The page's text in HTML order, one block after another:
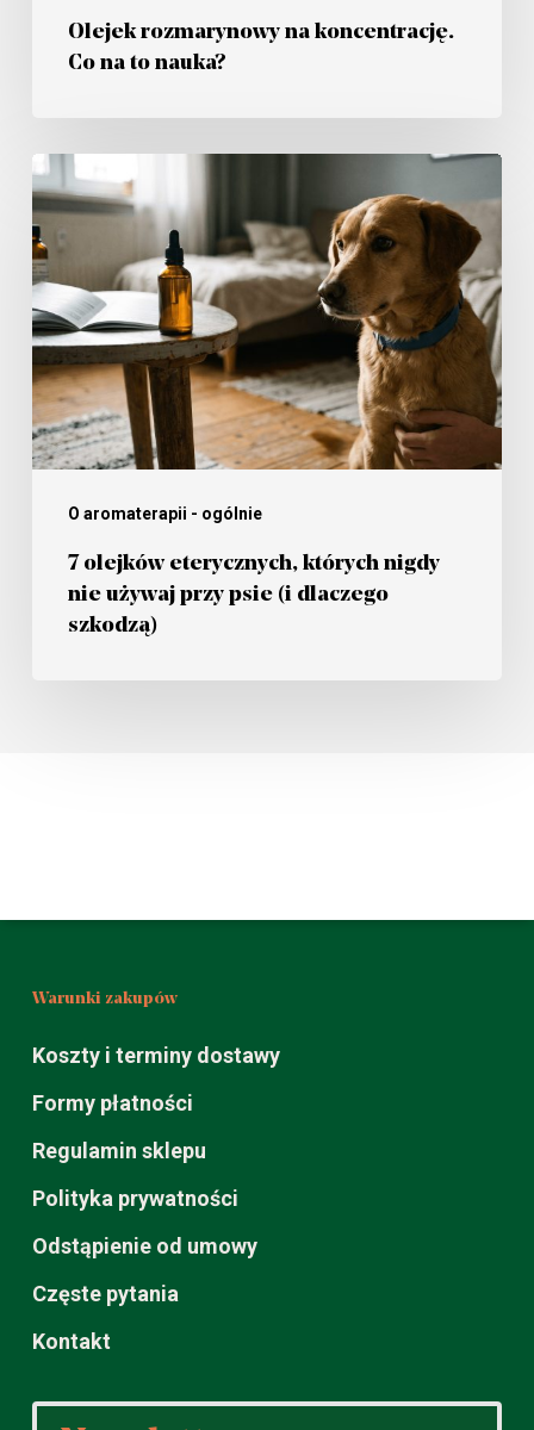
Olejek rozmarynowy na koncentrację.
Co na to nauka?
O aromaterapii - ogólnie
7
olejków
eterycznych,
których
nigdy
nie
używaj
przy
psie
dlaczego
szkodzą)
7 olejków eterycznych, których nigdy
nie używaj przy psie (i dlaczego
szkodzą)
Warunki zakupów
Koszty i terminy dostawy
Formy płatności
Regulamin sklepu
Polityka prywatności
Odstąpienie od umowy
Częste pytania
Kontakt